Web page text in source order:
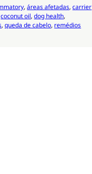
, áreas afetadas, carrier
coconut oil, dog health
, queda de cabelo, remédios